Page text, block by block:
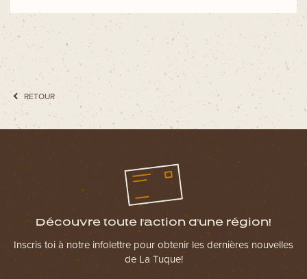
RETOUR
Découvre toute l'action d'une région!
Inscris toi à notre infolettre pour obtenir les dernières nouvelles
de La Tuque!